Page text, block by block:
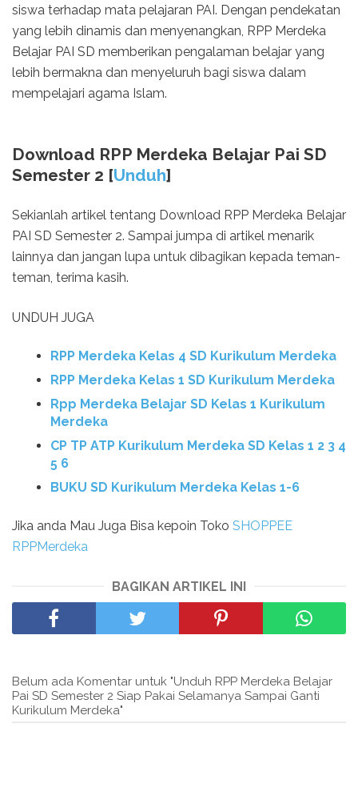
siswa terhadap mata pelajaran PAI. Dengan pendekatan
yang lebih dinamis dan menyenangkan, RPP Merdeka
Belajar PAI SD memberikan pengalaman belajar yang
lebih bermakna dan menyeluruh bagi siswa dalam
mempelajari agama Islam.
Download RPP Merdeka Belajar Pai SD
Semester 2 [Unduh]
Sekianlah artikel tentang Download RPP Merdeka Belajar
PAI SD Semester 2. Sampai jumpa di artikel menarik
lainnya dan jangan lupa untuk dibagikan kepada teman-
teman, terima kasih.
UNDUH JUGA
RPP Merdeka Kelas 4 SD Kurikulum Merdeka
RPP Merdeka Kelas 1 SD Kurikulum Merdeka
Rpp Merdeka Belajar SD Kelas 1 Kurikulum
Merdeka
CP TP ATP Kurikulum Merdeka SD Kelas 1 2 3 4
5 6
BUKU SD Kurikulum Merdeka Kelas 1-6
Jika anda Mau Juga Bisa kepoin Toko SHOPPEE
RPPMerdeka
BAGIKAN ARTIKEL INI
Belum ada Komentar untuk "Unduh RPP Merdeka Belajar
Pai SD Semester 2 Siap Pakai Selamanya Sampai Ganti
Kurikulum Merdeka"